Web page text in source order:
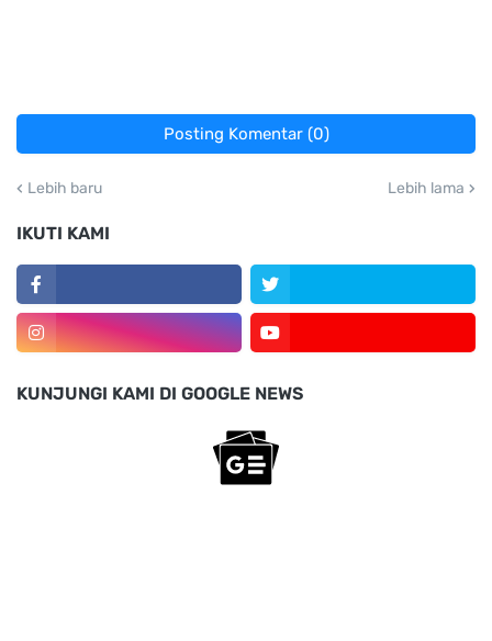
Posting Komentar (0)
Lebih baru Lebih lama
IKUTI KAMI
KUNJUNGI KAMI DI GOOGLE NEWS